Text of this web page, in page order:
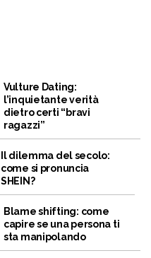
Vulture Dating:
l’inquietante verità
dietro certi “bravi
ragazzi”
Il dilemma del secolo:
come si pronuncia
SHEIN?
Blame shifting: come
capire se una persona ti
sta manipolando